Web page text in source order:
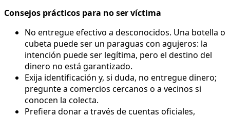
Consejos prácticos para no ser víctima
No entregue efectivo a desconocidos. Una botella o
cubeta puede ser un paraguas con agujeros: la
intención puede ser legítima, pero el destino del
dinero no está garantizado.
Exija identificación y, si duda, no entregue dinero;
pregunte a comercios cercanos o a vecinos si
conocen la colecta.
Prefiera donar a través de cuentas oficiales,